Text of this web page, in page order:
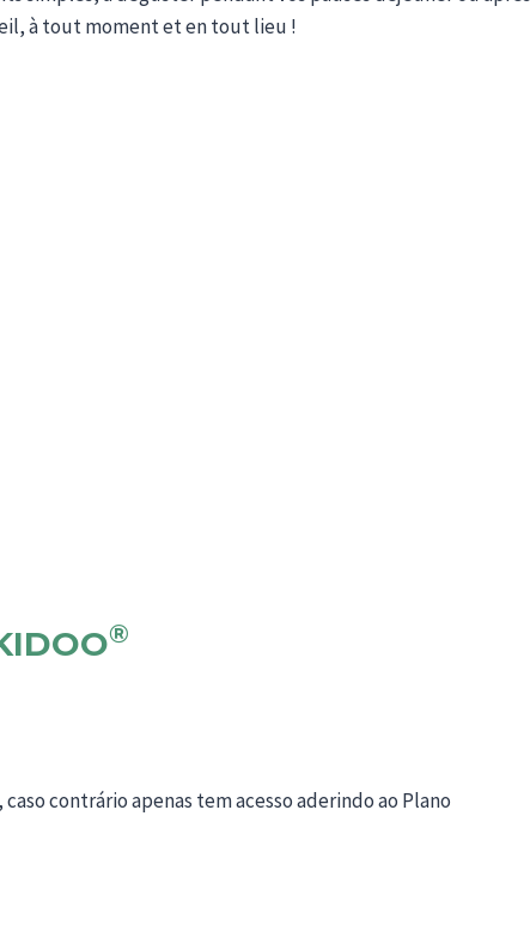
à tout moment et en tout lieu !
®
contrário apenas tem acesso aderindo ao Plano